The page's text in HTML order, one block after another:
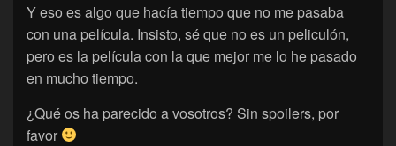
Y eso es algo que hacía tiempo que no me pasaba
con una película. Insisto, sé que no es un peliculón,
pero es la película con la que mejor me lo he pasado
en mucho tiempo.
¿Qué os ha parecido a vosotros? Sin spoilers, por
favor